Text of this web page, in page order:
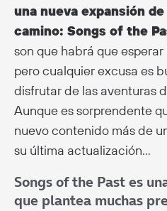
una nueva expansión
camino: Songs of the
son que habrá que
pero cualquier excusa es
disfrutar de las aventuras
Aunque es sorprendente
nuevo contenido más de
su última actualización…
Songs of the Past es
que plantea muchas